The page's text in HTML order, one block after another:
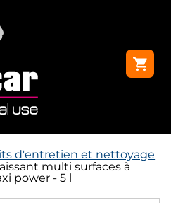
d'entretien et nettoyage
multi surfaces à
power - 5 l